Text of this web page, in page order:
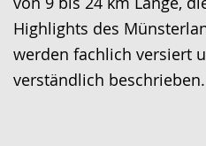
wird
angezeigt.
Highlights des
werden fachlich versiert
verständlich beschrieben.